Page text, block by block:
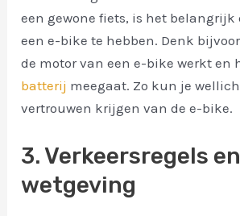
een gewone fiets, is het
een e-bike te hebben. Denk
de motor van een e-bike werkt en
batterij meegaat. Zo kun je
vertrouwen krijgen van de e-bike.
3. Verkeersregels en
wetgeving